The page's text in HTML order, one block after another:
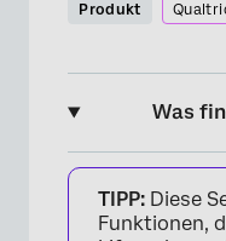
Produkt
Was
Informationen
Berichtsvorlagen
TIPP: Diese
Funktionen,